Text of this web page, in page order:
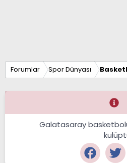
Forumlar Spor Dünyası
Galatasaray